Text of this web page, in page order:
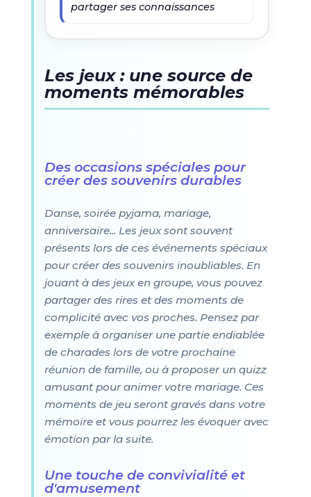
partager ses connaissances
Les jeux : une source de
moments mémorables
Des occasions spéciales pour
créer des souvenirs durables
Danse, soirée pyjama, mariage,
anniversaire... Les jeux sont souvent
présents lors de ces événements spéciaux
pour créer des souvenirs inoubliables. En
jouant à des jeux en groupe, vous pouvez
partager des rires et des moments de
complicité avec vos proches. Pensez par
exemple à organiser une partie endiablée
de charades lors de votre prochaine
réunion de famille, ou à proposer un quizz
amusant pour animer votre mariage. Ces
moments de jeu seront gravés dans votre
mémoire et vous pourrez les évoquer avec
émotion par la suite.
Une touche de convivialité et
d'amusement